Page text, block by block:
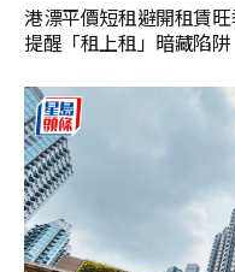
港漂平價短租避開租賃
提醒「租上租」暗藏陷阱